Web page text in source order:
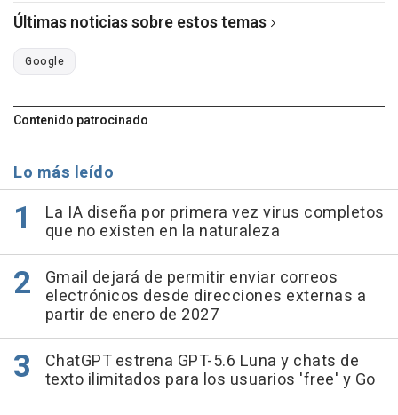
Últimas noticias sobre estos temas
Google
Contenido patrocinado
Lo más leído
La IA diseña por primera vez virus completos
que no existen en la naturaleza
Gmail dejará de permitir enviar correos
electrónicos desde direcciones externas a
partir de enero de 2027
ChatGPT estrena GPT-5.6 Luna y chats de
texto ilimitados para los usuarios 'free' y Go